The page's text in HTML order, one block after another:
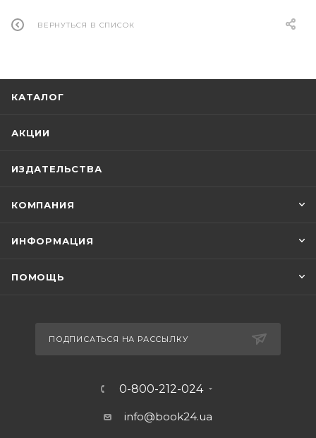
ВЕРНУТЬСЯ В СПИСОК
КАТАЛОГ
АКЦИИ
ИЗДАТЕЛЬСТВА
КОМПАНИЯ
ИНФОРМАЦИЯ
ПОМОЩЬ
ПОДПИСАТЬСЯ НА РАССЫЛКУ
0-800-212-024
info@book24.ua